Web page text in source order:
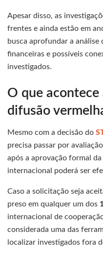
Apesar disso, as
frentes e ainda estão em
busca aprofundar a
financeiras e possíveis
investigados.
O que acontece
difusão
Mesmo com a decisão do
precisa passar por
após a aprovação formal
internacional poderá ser
Caso a solicitação seja
preso em qualquer um dos
internacional de
considerada uma das
localizar investigados fora